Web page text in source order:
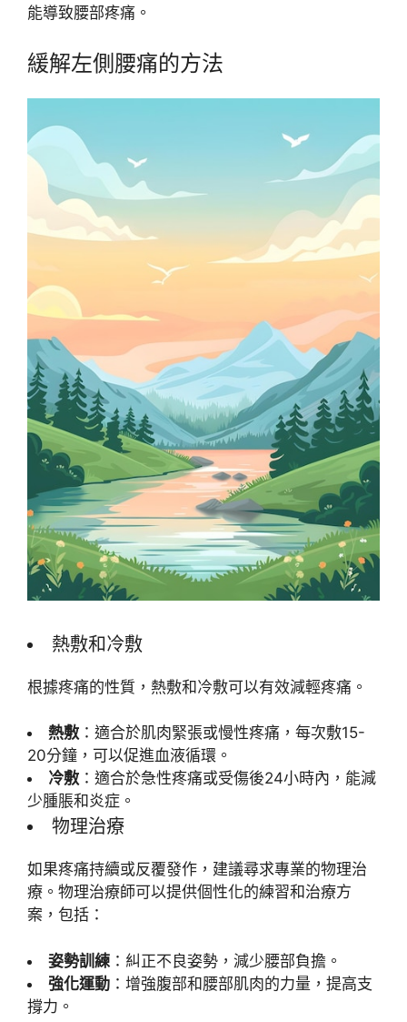
能導致腰部疼痛。
緩解左側腰痛的方法
熱敷和冷敷
根據疼痛的性質，熱敷和冷敷可以有效減輕疼痛。
熱敷 ：適合於肌肉緊張或慢性疼痛，每次敷15-
20分鐘，可以促進血液循環。
冷敷 ：適合於急性疼痛或受傷後24小時內，能減
少腫脹和炎症。
物理治療
如果疼痛持續或反覆發作，建議尋求專業的物理治
療。物理治療師可以提供個性化的練習和治療方
案，包括：
姿勢訓練 ：糾正不良姿勢，減少腰部負擔。
強化運動 ：增強腹部和腰部肌肉的力量，提高支
撐力。